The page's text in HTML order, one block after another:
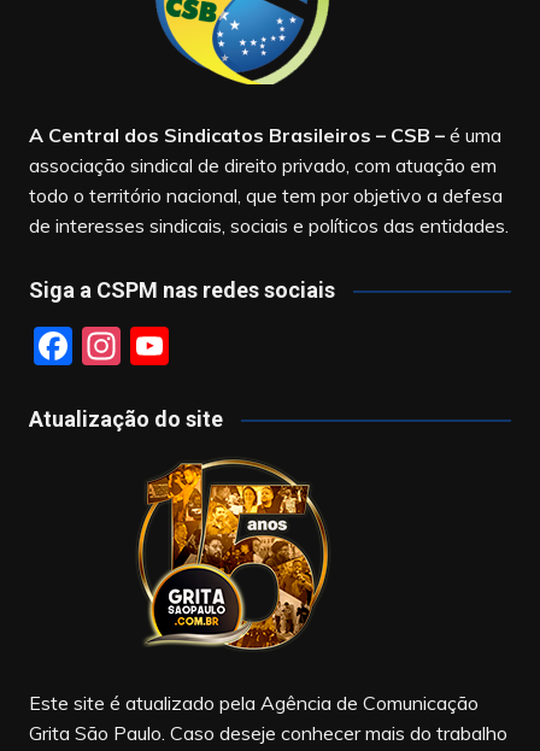
A Central dos Sindicatos Brasileiros – CSB –é uma
associação sindical de direito privado, com atuação em
todo o território nacional, que tem por objetivo a defesa
de interesses sindicais, sociais e políticos das entidades.
Siga a CSPM nas redes sociais
F
c
In
a
m
Y
u
T
u
b
e
Atualização do site
Este site é atualizado pela Agência de Comunicação
Grita São Paulo. Caso deseje conhecer mais do trabalho